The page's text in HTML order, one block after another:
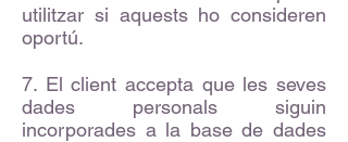
utilitzar si aquests ho consideren
oportú.
7. El client accepta que les seves
dades personals siguin
incorporades a la base de dades